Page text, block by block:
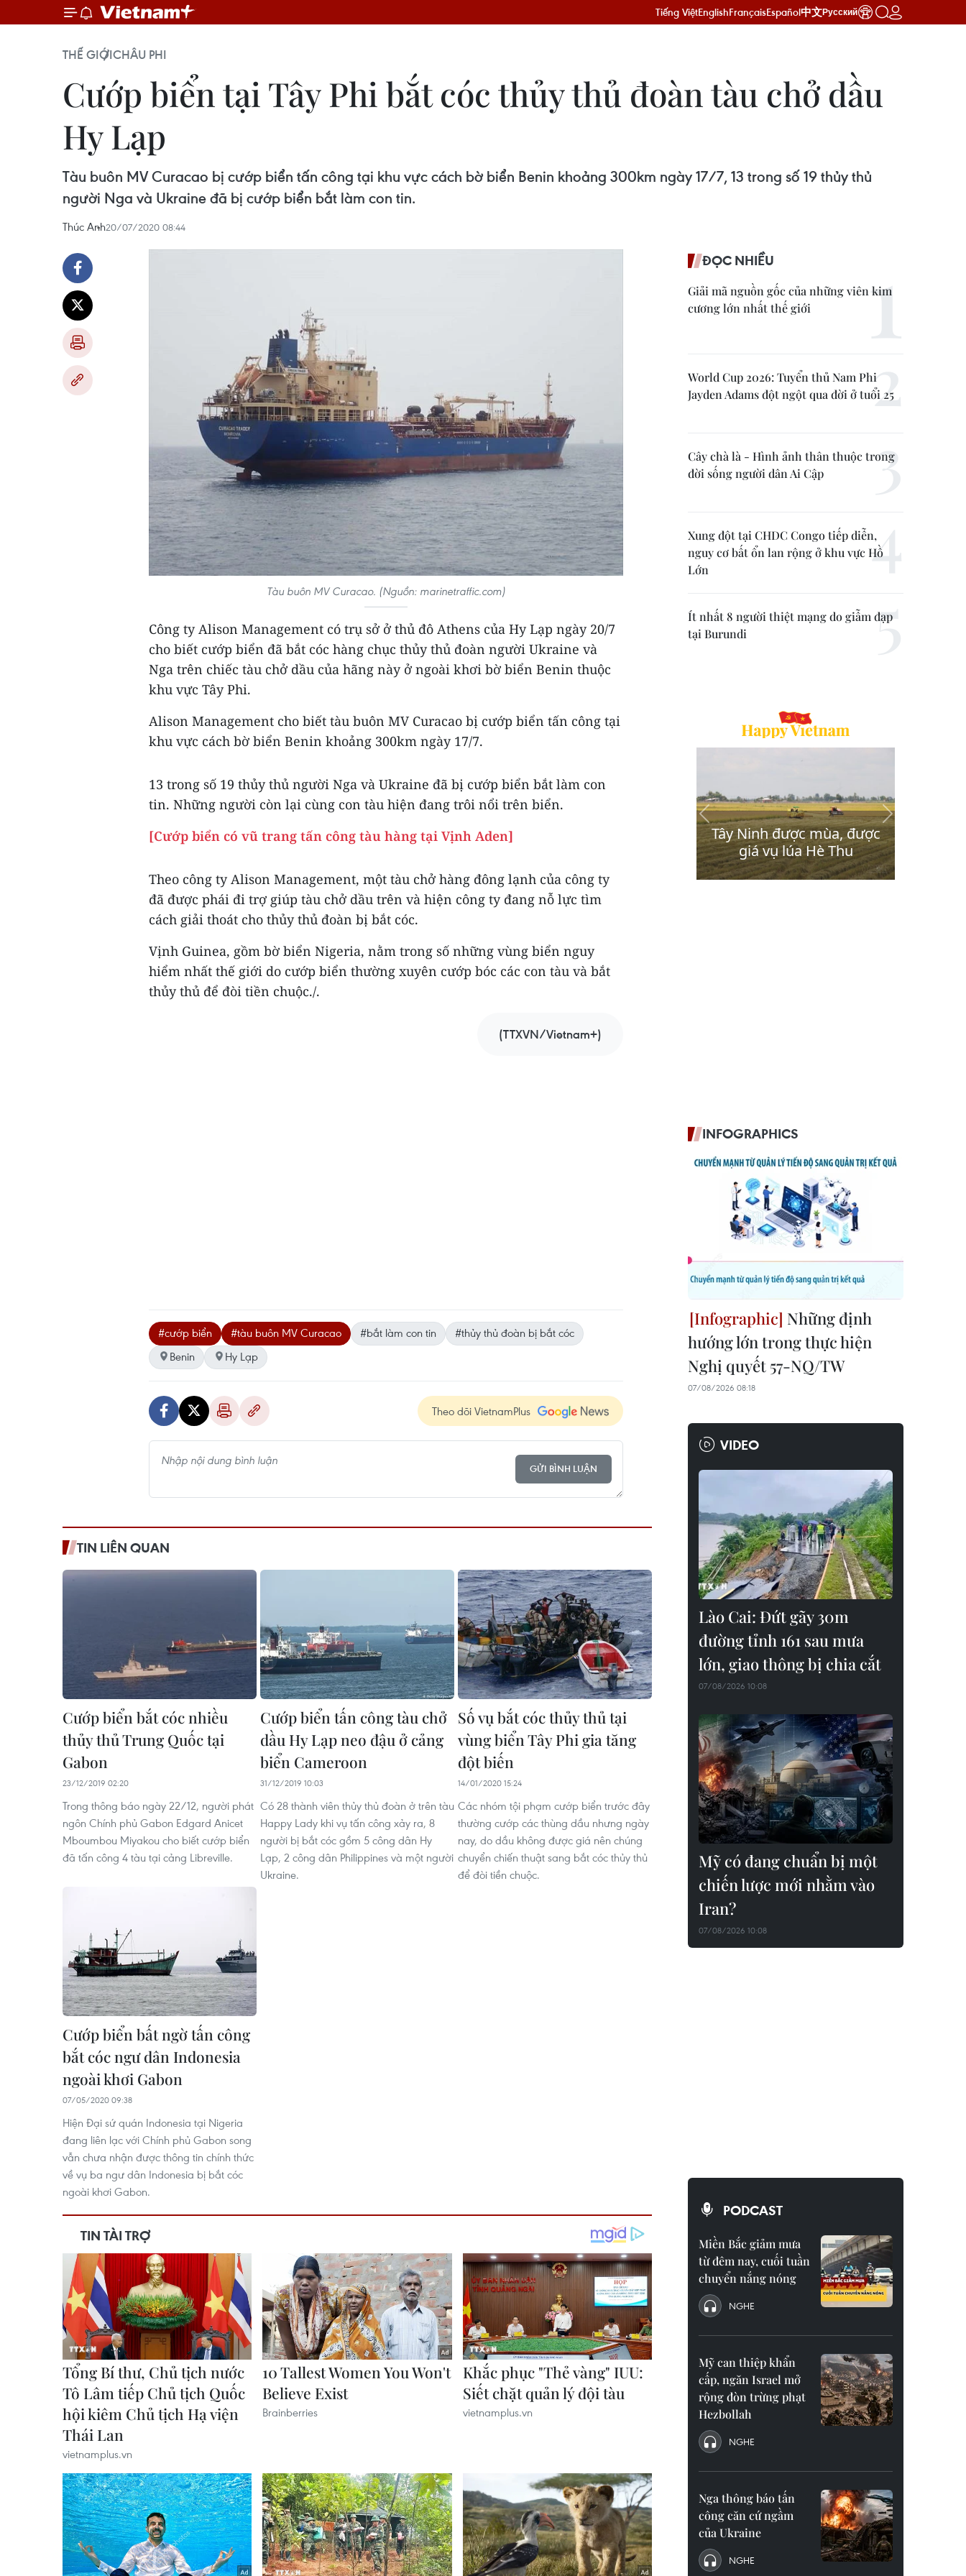
Tiếng ViệtEnglishFrançaisEspañol中文Русский
THẾ GIỚICHÂU PHI
Cướp biển tại Tây Phi bắt cóc thủy thủ đoàn tàu chở dầu
Hy Lạp
Tàu buôn MV Curacao bị cướp biển tấn công tại khu vực cách bờ biển Benin khoảng 300km ngày 17/7, 13 trong số 19 thủy thủ
người Nga và Ukraine đã bị cướp biển bắt làm con tin.
Thúc Anh20/07/2020 08:44
Tàu buôn MV Curacao. (Nguồn: marinetraffic.com)
Công ty Alison Management có trụ sở ở thủ đô Athens của Hy Lạp ngày 20/7
cho biết cướp biển đã bắt cóc hàng chục thủy thủ đoàn người Ukraine và
Nga trên chiếc tàu chở dầu của hãng này ở ngoài khơi bờ biển Benin thuộc
khu vực Tây Phi.
Alison Management cho biết tàu buôn MV Curacao bị cướp biển tấn công tại
khu vực cách bờ biển Benin khoảng 300km ngày 17/7.
13 trong số 19 thủy thủ người Nga và Ukraine đã bị cướp biển bắt làm con
tin. Những người còn lại cùng con tàu hiện đang trôi nổi trên biển.
[Cướp biển có vũ trang tấn công tàu hàng tại Vịnh Aden]
Theo công ty Alison Management, một tàu chở hàng đông lạnh của công ty
đã được phái đi trợ giúp tàu chở dầu trên và hiện công ty đang nỗ lực tìm
cách giải thoát cho thủy thủ đoàn bị bắt cóc.
Vịnh Guinea, gồm bờ biển Nigeria, nằm trong số những vùng biển nguy
hiểm nhất thế giới do cướp biển thường xuyên cướp bóc các con tàu và bắt
thủy thủ để đòi tiền chuộc./.
(TTXVN/Vietnam+)
#cướp biển #tàu buôn MV Curacao #bắt làm con tin
#thủy thủ đoàn bị bắt cóc
Benin
Hy Lạp
Theo dõi VietnamPlus
GỬI BÌNH LUẬN
TIN LIÊN QUAN
Cướp biển bắt cóc nhiều
thủy thủ Trung Quốc tại
Gabon
23/12/2019 02:20
Trong thông báo ngày 22/12, người phát
ngôn Chính phủ Gabon Edgard Anicet
Mboumbou Miyakou cho biết cướp biển
đã tấn công 4 tàu tại cảng Libreville.
Cướp biển tấn công tàu chở
dầu Hy Lạp neo đậu ở cảng
biển Cameroon
31/12/2019 10:03
Có 28 thành viên thủy thủ đoàn ở trên tàu
Happy Lady khi vụ tấn công xảy ra, 8
người bị bắt cóc gồm 5 công dân Hy
Lạp, 2 công dân Philippines và một người
Ukraine.
Số vụ bắt cóc thủy thủ tại
vùng biển Tây Phi gia tăng
đột biến
14/01/2020 15:24
Các nhóm tội phạm cướp biển trước đây
thường cướp các thùng dầu nhưng ngày
nay, do dầu không được giá nên chúng
chuyển chiến thuật sang bắt cóc thủy thủ
để đòi tiền chuộc.
Cướp biển bất ngờ tấn công
bắt cóc ngư dân Indonesia
ngoài khơi Gabon
07/05/2020 09:38
Hiện Đại sứ quán Indonesia tại Nigeria
đang liên lạc với Chính phủ Gabon song
vẫn chưa nhận được thông tin chính thức
về vụ ba ngư dân Indonesia bị bắt cóc
ngoài khơi Gabon.
ĐỌC NHIỀU
Giải mã nguồn gốc của những viên kim
cương lớn nhất thế giới
World Cup 2026: Tuyển thủ Nam Phi
Jayden Adams đột ngột qua đời ở tuổi 25
Cây chà là - Hình ảnh thân thuộc trong
đời sống người dân Ai Cập
Xung đột tại CHDC Congo tiếp diễn,
nguy cơ bất ổn lan rộng ở khu vực Hồ
Lớn
Ít nhất 8 người thiệt mạng do giẫm đạp
tại Burundi
INFOGRAPHICS
Những định
hướng lớn trong thực hiện
Nghị quyết 57-NQ/TW
07/08/2026 08:18
VIDEO
Lào Cai: Đứt gãy 30m
đường tỉnh 161 sau mưa
lớn, giao thông bị chia cắt
07/08/2026 10:08
Mỹ có đang chuẩn bị một
chiến lược mới nhằm vào
Iran?
07/08/2026 10:08
PODCAST
Miền Bắc giảm mưa
từ đêm nay, cuối tuần
chuyển nắng nóng
NGHE
Mỹ can thiệp khẩn
cấp, ngăn Israel mở
rộng đòn trừng phạt
Hezbollah
NGHE
Nga thông báo tấn
công căn cứ ngầm
của Ukraine
NGHE